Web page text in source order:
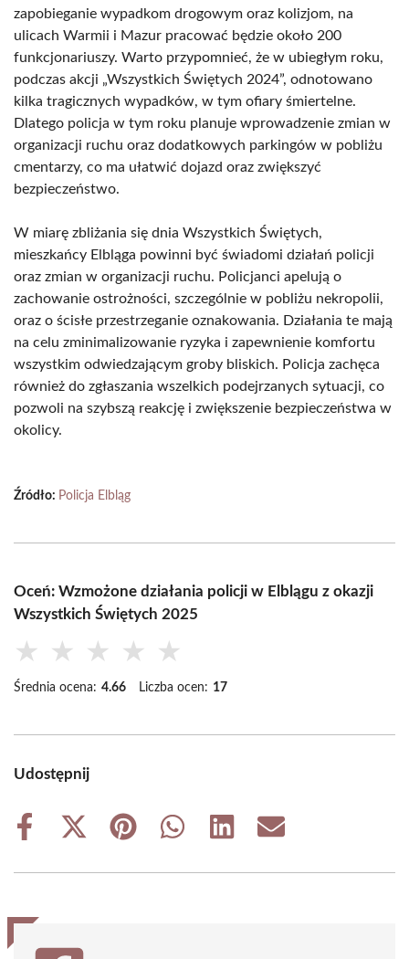
zapobieganie wypadkom drogowym oraz kolizjom, na
ulicach Warmii i Mazur pracować będzie około 200
funkcjonariuszy. Warto przypomnieć, że w ubiegłym roku,
podczas akcji „Wszystkich Świętych 2024”, odnotowano
kilka tragicznych wypadków, w tym ofiary śmiertelne.
Dlatego policja w tym roku planuje wprowadzenie zmian w
organizacji ruchu oraz dodatkowych parkingów w pobliżu
cmentarzy, co ma ułatwić dojazd oraz zwiększyć
bezpieczeństwo.
W miarę zbliżania się dnia Wszystkich Świętych,
mieszkańcy Elbląga powinni być świadomi działań policji
oraz zmian w organizacji ruchu. Policjanci apelują o
zachowanie ostrożności, szczególnie w pobliżu nekropolii,
oraz o ścisłe przestrzeganie oznakowania. Działania te mają
na celu zminimalizowanie ryzyka i zapewnienie komfortu
wszystkim odwiedzającym groby bliskich. Policja zachęca
również do zgłaszania wszelkich podejrzanych sytuacji, co
pozwoli na szybszą reakcję i zwiększenie bezpieczeństwa w
okolicy.
Źródło: Policja Elbląg
Oceń: Wzmożone działania policji w Elblągu z okazji
Wszystkich Świętych 2025
★ ★ ★ ★ ★
Średnia ocena: 4.66 Liczba ocen: 17
Udostępnij
Share
Share
(Twitter)
Share
Share
Share
Share